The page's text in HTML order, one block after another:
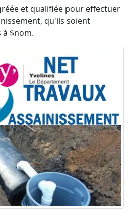
et qualifiée pour effectuer
qu'ils soient
$nom.